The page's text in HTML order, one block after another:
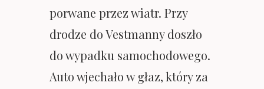
porwane przez wiatr. Przy
drodze do Vestmanny doszło
do wypadku samochodowego.
Auto wjechało w głaz, który za